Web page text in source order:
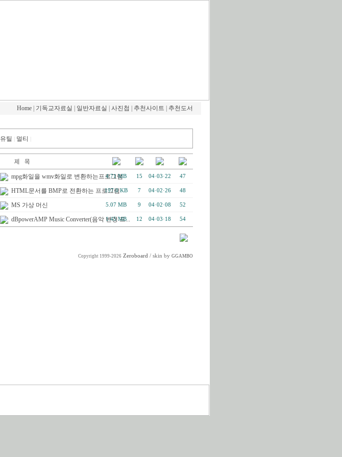
Home| 기독교자료실 일반자료실 사진첩 추천사이트 추천도서
유틸 멀티
mpg화일을 wmv화일로 변환하는프로그램
4.71 MB 15 04·03·22 47
HTML문서를 BMP로 전환하는 프로그램
197.0 KB 7 04·02·26 48
MS 가상 머신 5.07 MB 9 04·02·08 52
dBpowerAMP Music Converter(음악 변경 프...
1.45 MB 12 04·03·18 54
Copyright 1999-2026 Zeroboard / skin by GGAMBO